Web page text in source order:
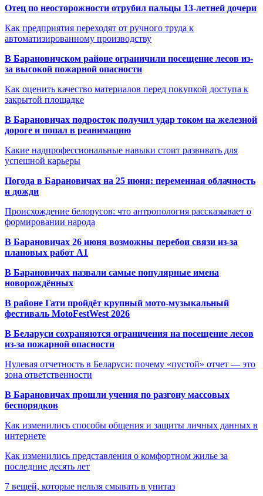
Отец по неосторожности отрубил пальцы 13-летней дочери
Как предприятия переходят от ручного труда к
автоматизированному производству
В Барановичском районе ограничили посещение лесов из-
за высокой пожарной опасности
Как оценить качество материалов перед покупкой доступа к
закрытой площадке
В Барановичах подросток получил удар током на железной
дороге и попал в реанимацию
Какие надпрофессиональные навыки стоит развивать для
успешной карьеры
Погода в Барановичах на 25 июня: переменная облачность
и дожди
Происхождение белорусов: что антропология рассказывает о
формировании народа
В Барановичах 26 июня возможны перебои связи из-за
плановых работ A1
В Барановичах назвали самые популярные имена
новорождённых
В районе Гати пройдёт крупный мото-музыкальный
фестиваль MotoFestWest 2026
В Беларуси сохраняются ограничения на посещение лесов
из-за пожарной опасности
Нулевая отчетность в Беларуси: почему «пустой» отчет — это
зона ответственности
В Барановичах прошли учения по разгону массовых
беспорядков
Как изменились способы общения и защиты личных данных в
интернете
Как изменились представления о комфортном жилье за
последние десять лет
7 вещей, которые нельзя смывать в унитаз